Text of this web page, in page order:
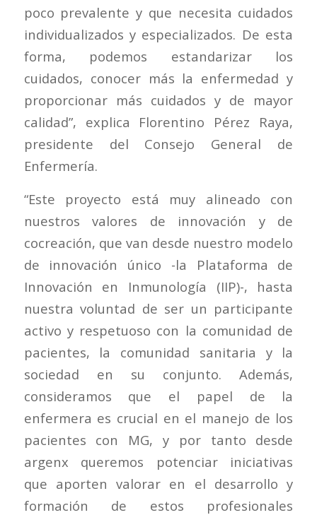
poco prevalente y que necesita cuidados
individualizados y especializados. De esta
forma, podemos estandarizar los
cuidados, conocer más la enfermedad y
proporcionar más cuidados y de mayor
calidad”, explica Florentino Pérez Raya,
presidente del Consejo General de
Enfermería.
“Este proyecto está muy alineado con
nuestros valores de innovación y de
cocreación, que van desde nuestro modelo
de innovación único -la Plataforma de
Innovación en Inmunología (IIP)-, hasta
nuestra voluntad de ser un participante
activo y respetuoso con la comunidad de
pacientes, la comunidad sanitaria y la
sociedad en su conjunto. Además,
consideramos que el papel de la
enfermera es crucial en el manejo de los
pacientes con MG, y por tanto desde
argenx queremos potenciar iniciativas
que aporten valorar en el desarrollo y
formación de estos profesionales